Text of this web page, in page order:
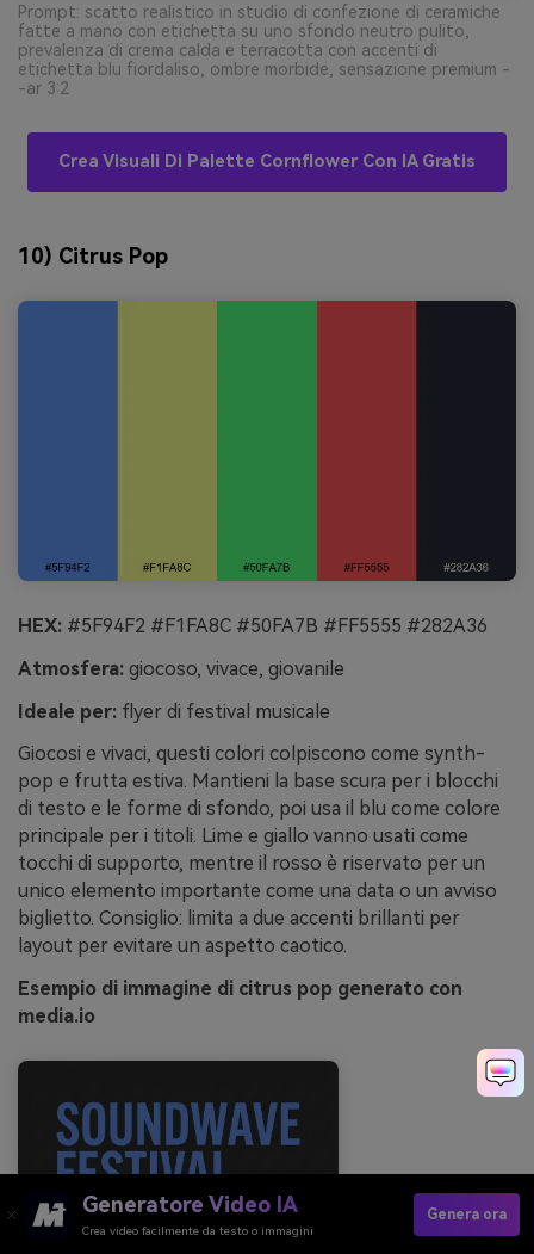
Prompt: scatto realistico in studio di confezione di ceramiche
fatte a mano con etichetta su uno sfondo neutro pulito,
prevalenza di crema calda e terracotta con accenti di
etichetta blu fiordaliso, ombre morbide, sensazione premium -
-ar 3:2
Crea Visuali Di Palette Cornflower Con IA Gratis
10) Citrus Pop
HEX: #5F94F2 #F1FA8C #50FA7B #FF5555 #282A36
Atmosfera: giocoso, vivace, giovanile
Ideale per: flyer di festival musicale
Giocosi e vivaci, questi colori colpiscono come synth-
pop e frutta estiva. Mantieni la base scura per i blocchi
di testo e le forme di sfondo, poi usa il blu come colore
principale per i titoli. Lime e giallo vanno usati come
tocchi di supporto, mentre il rosso è riservato per un
unico elemento importante come una data o un avviso
biglietto. Consiglio: limita a due accenti brillanti per
layout per evitare un aspetto caotico.
Esempio di immagine di citrus pop generato con
media.io
Generatore Video IA
Crea video facilmente da testo o immagini
Genera ora